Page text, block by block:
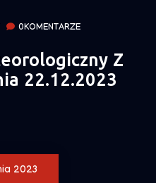
0KOMENTARZE
Z
22.12.2023
2023